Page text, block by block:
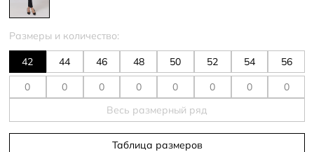
Размеры и количество:
42 44 46 48 50 52 54 56
Весь размерный ряд
Таблица размеров